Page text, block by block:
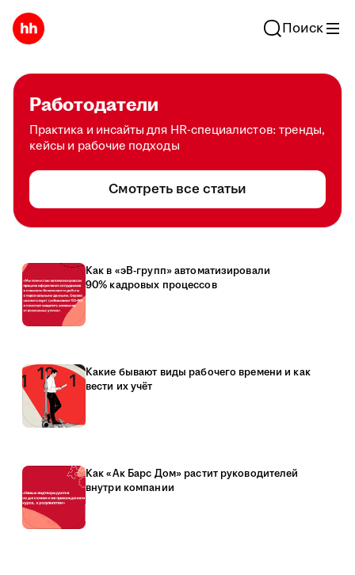
Поиск
Работодатели
Практика и инсайты для HR-специалистов: тренды,
кейсы и рабочие подходы
Смотреть все статьи
Как в «эВ-групп» автоматизировали
90% кадровых процессов
Какие бывают виды рабочего времени и как
вести их учёт
Как «Ак Барс Дом» растит руководителей
внутри компании